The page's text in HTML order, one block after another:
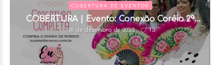
COBERTURA DE EVENTOS
COBERTURA | Evento: Conexão Coréia 2ª
edição
16 de dezembro de 2023 15